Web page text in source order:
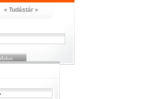
« Tudástár »